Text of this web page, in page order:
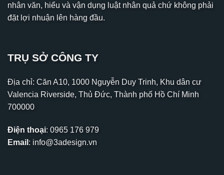
nhân văn, hiểu và vận dụng luật nhân quả chứ không phải
đặt lợi nhuận lên hàng đầu.
TRỤ SỞ CÔNG TY
Địa chỉ: Căn A10, 1000 Nguyễn Duy Trinh, Khu dân cư
Valencia Riverside, Thủ Đức, Thành phố Hồ Chí Minh
700000
Điện thoại: 0965 176 979
Email : info@3adesign.vn